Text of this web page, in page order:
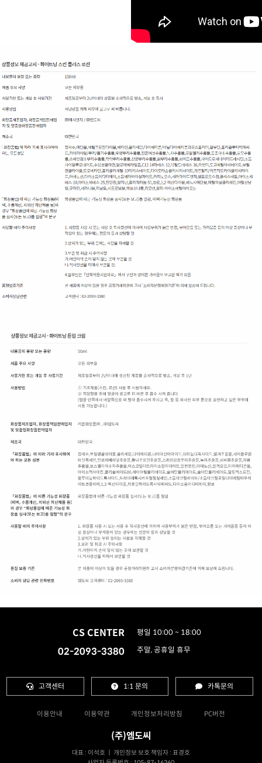
CS CENTER
02-2093-3380
평일 10:00 ~ 18:00
주말, 공휴일 휴무
고객센터 1:1 문의 카톡문의
이용안내 이용약관 개인정보처리방침 PC버전
(주)엠도씨
대표 : 이석호 ㅣ 개인정보 보호 책임자 : 표경호